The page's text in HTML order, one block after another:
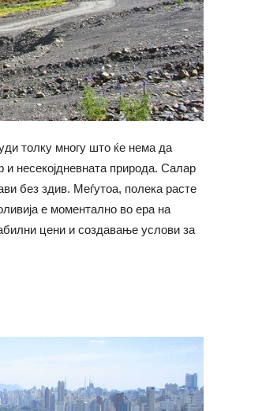
толку многу што ќе нема да
и несекојдневната природа. Салар
без здив. Меѓутоа, полека расте
е моментално во ера на
цени и создавање услови за